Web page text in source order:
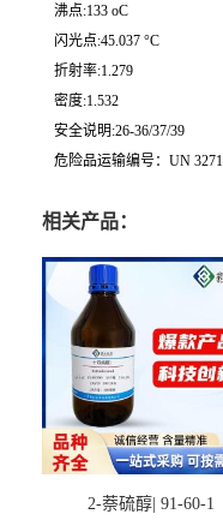
沸点:133 oC
闪光点:45.037 °C
折射率:1.279
密度:1.532
安全说明:26-36/37/39
危险品运输编号：UN
相关产品：
2-萘硫醇| 91-60-1